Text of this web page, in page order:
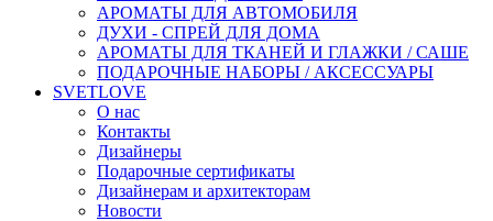
АРОМАТЫ ДЛЯ АВТОМОБИЛЯ
ДУХИ - СПРЕЙ ДЛЯ ДОМА
АРОМАТЫ ДЛЯ ТКАНЕЙ И ГЛАЖКИ / САШЕ
ПОДАРОЧНЫЕ НАБОРЫ / АКСЕССУАРЫ
SVETLOVE
О нас
Контакты
Дизайнеры
Подарочные сертификаты
Дизайнерам и архитекторам
Новости